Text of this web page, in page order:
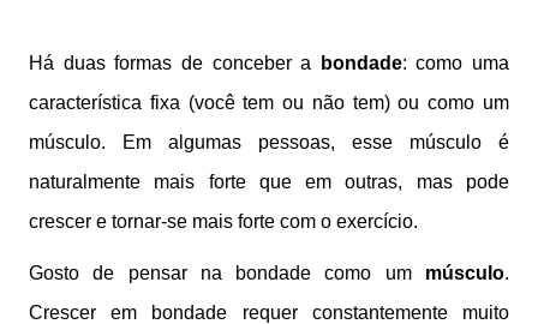
Há duas formas de conceber a bondade: como uma
característica fixa (você tem ou não tem) ou como um
músculo. Em algumas pessoas, esse músculo é
naturalmente mais forte que em outras, mas pode
crescer e tornar-se mais forte com o exercício.
Gosto de pensar na bondade como um músculo.
Crescer em bondade requer constantemente muito